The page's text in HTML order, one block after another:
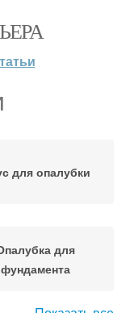
для опалубки
для
фундамента